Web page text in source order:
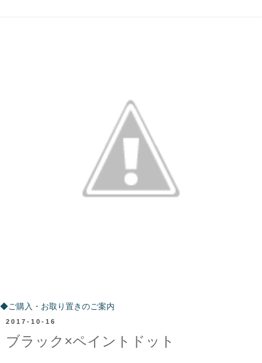
◆ご購入・お取り置きのご案内
2017-10-16
ブラック×ペイントドット